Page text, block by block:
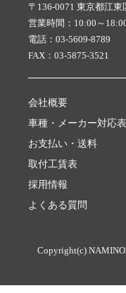
〒136-0071 東京都江
営業時間：10:00～
電話：03-5609-8789
FAX：03-5875-3521
会社概要
車種・メーカー対応表
お支払い・送料
取付工賃表
採用情報
よくある質問
Copyright(c)